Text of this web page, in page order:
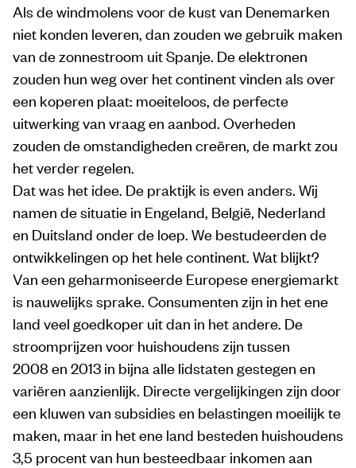
Als de windmolens voor de kust van Denemarken
niet konden leveren, dan zouden we gebruik maken
van de zonnestroom uit Spanje. De elektronen
zouden hun weg over het continent vinden als over
een koperen plaat: moeiteloos, de perfecte
uitwerking van vraag en aanbod. Overheden
zouden de omstandigheden creëren, de markt zou
het verder regelen.
Dat was het idee. De praktijk is even anders. Wij
namen de situatie in Engeland, België, Nederland
en Duitsland onder de loep. We bestudeerden de
ontwikkelingen op het hele continent. Wat blijkt?
Van een geharmoniseerde Europese energiemarkt
is nauwelijks sprake. Consumenten zijn in het ene
land veel goed­koper uit dan in het andere. De
stroomprijzen voor huishoudens zijn tussen
2008 en 2013 in bijna alle lidstaten gestegen en
variëren aanzienlijk. Directe vergelijkingen zijn door
een kluwen van subsidies en belastingen moeilijk te
maken, maar in het ene land besteden huishoudens
3,5 procent van hun besteedbaar inkomen aan